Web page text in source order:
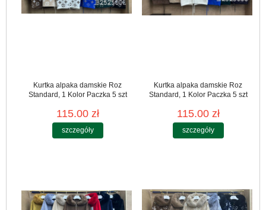
Kurtka alpaka damskie Roz
Standard, 1 Kolor Paczka 5 szt
115.00 zł
szczegóły
Kurtka alpaka damskie Roz
Standard, 1 Kolor Paczka 5 szt
115.00 zł
szczegóły